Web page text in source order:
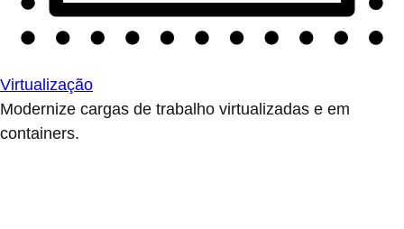
Virtualização
Modernize cargas de trabalho virtualizadas e em
containers.